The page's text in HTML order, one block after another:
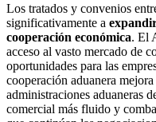
Los tratados y convenios
significativamente a
cooperación económica. El
acceso al vasto mercado de
oportunidades para las
cooperación aduanera
administraciones aduaneras
comercial más fluido y